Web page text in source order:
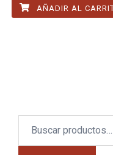
AÑADIR AL